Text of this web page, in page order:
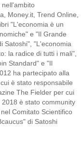
nell'ambito
Money.it, Trend Online,
"L'economia è un
e "Il Grande
Satoshi", "L'economia
la radice di tutti i mali",
Standard" e "Il
ha partecipato alla
è stato responsabile
The Fielder per cui
è stato community
Comitato Scientifico
di Satoshi